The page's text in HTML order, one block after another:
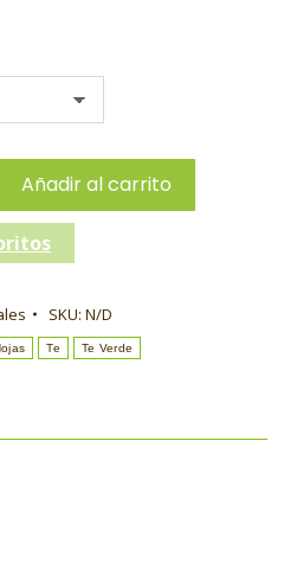
Añadir al carrito
SKU: N/D
Te Te Verde